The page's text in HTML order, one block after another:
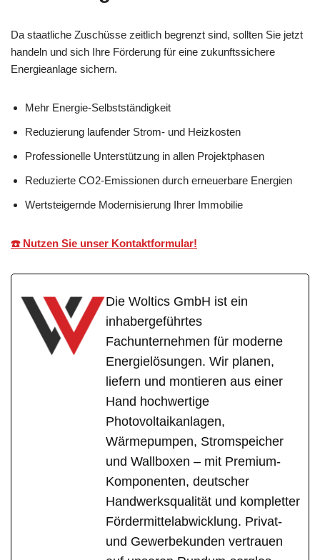
Da staatliche Zuschüsse zeitlich begrenzt sind, sollten Sie jetzt
handeln und sich Ihre Förderung für eine zukunftssichere
Energieanlage sichern.
Mehr Energie-Selbstständigkeit
Reduzierung laufender Strom- und Heizkosten
Professionelle Unterstützung in allen Projektphasen
Reduzierte CO2-Emissionen durch erneuerbare Energien
Wertsteigernde Modernisierung Ihrer Immobilie
☎️ Nutzen Sie unser Kontaktformular!
Die Woltics GmbH ist ein
inhabergeführtes
Fachunternehmen für moderne
Energielösungen. Wir planen,
liefern und montieren aus einer
Hand hochwertige
Photovoltaikanlagen,
Wärmepumpen, Stromspeicher
und Wallboxen – mit Premium-
Komponenten, deutscher
Handwerksqualität und kompletter
Fördermittelabwicklung. Privat-
und Gewerbekunden vertrauen